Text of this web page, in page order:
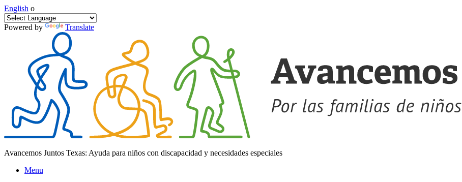
English o
Powered by Translate
Avancemos Juntos Texas: Ayuda para niños con discapacidad y necesidades especiales
Menu